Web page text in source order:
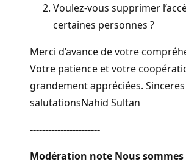
Voulez-vous supprimer
certaines personnes ?
Merci d’avance de votre
Votre patience et votre
grandement appréciées. Sinceres
salutationsNahid Sultan
-----------------------
Modération note Nous